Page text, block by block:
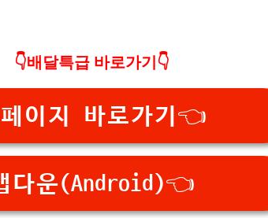
👇배달특급 바로가기👇
이지 바로가기👈
다운(Android)👈